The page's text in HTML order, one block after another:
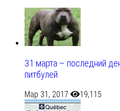
31 марта – последний
питбулей
Мар 31, 2017 19,115